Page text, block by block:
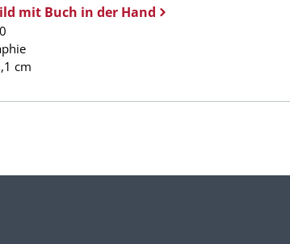
mit Buch in der Hand
cm